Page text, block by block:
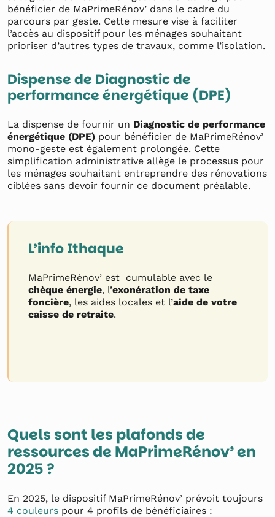
bénéficier de MaPrimeRénov’ dans le cadre du
parcours par geste. Cette mesure vise à faciliter
l’accès au dispositif pour les ménages souhaitant
prioriser d’autres types de travaux, comme l’isolation.
Dispense de Diagnostic de
performance énergétique (DPE)
La dispense de fournir un Diagnostic de performance
énergétique (DPE) pour bénéficier de MaPrimeRénov’
mono-geste est également prolongée. Cette
simplification administrative allège le processus pour
les ménages souhaitant entreprendre des rénovations
ciblées sans devoir fournir ce document préalable.
L’info Ithaque
MaPrimeRénov’ est cumulable avec le
chèque énergie, l’exonération de taxe
foncière, les aides locales et l’aide de votre
caisse de retraite.
Quels sont les plafonds de
ressources de MaPrimeRénov’ en
2025 ?
En 2025, le dispositif MaPrimeRénov’ prévoit toujours
4 couleurs pour 4 profils de bénéficiaires :